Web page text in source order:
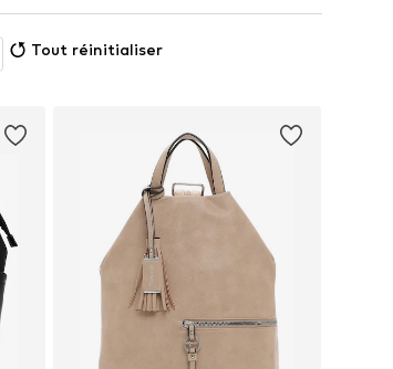
Tout réinitialiser